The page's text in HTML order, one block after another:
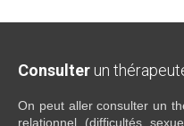
Consulter un
On peut aller consulter un
relationnel (difficultés